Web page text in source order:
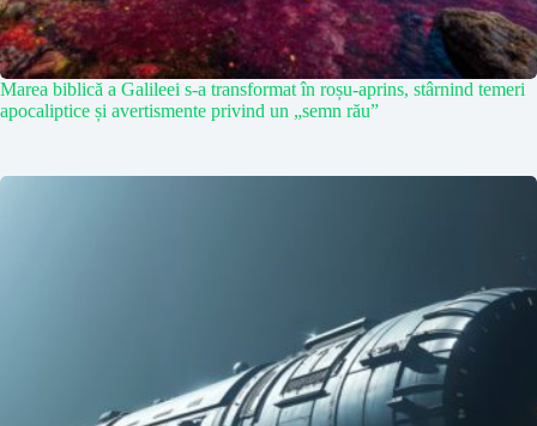
Marea biblică a Galileei s-a transformat în roșu-aprins, stârnind temeri
apocaliptice și avertismente privind un „semn rău”